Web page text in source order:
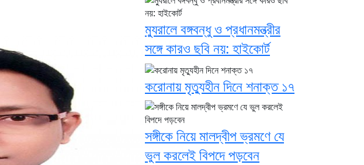
ম্যুরালে বঙ্গবন্ধু ও প্রধানমন্ত্রীর
সঙ্গে কারও ছবি নয়: হাইকোর্ট
করোনায় মৃত্যুহীন দিনে শনাক্ত ১৭
সঙ্গীকে নিয়ে মালদ্বীপ ভ্রমণে যে
ভুল করলেই বিপদে পড়বেন